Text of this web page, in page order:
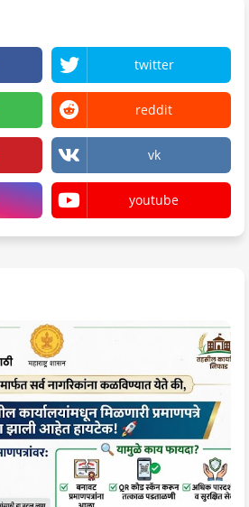
twitter
reddit
vk
youtube